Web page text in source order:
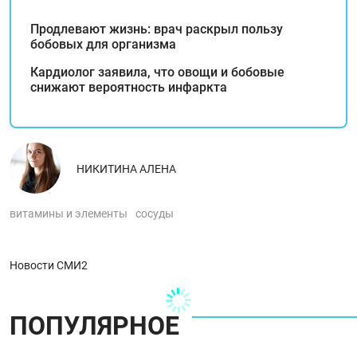
Продлевают жизнь: врач раскрыл пользу
бобовых для организма
Кардиолог заявила, что овощи и бобовые
снижают вероятность инфаркта
НИКИТИНА АЛЕНА
витамины и элементы сосуды
Новости СМИ2
ПОПУЛЯРНОЕ